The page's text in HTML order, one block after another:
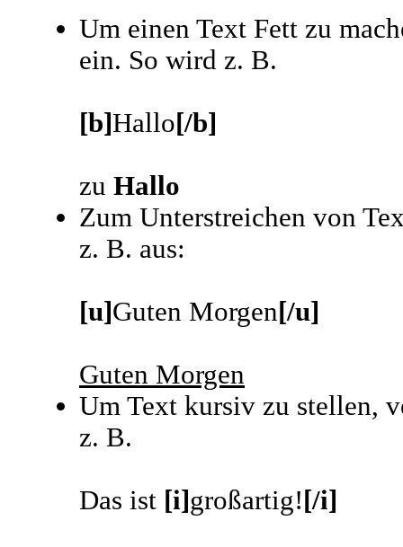
Um einen Text Fett zu
ein. So wird z. B.
[b]Hallo [/b]
zu Hallo
Zum Unterstreichen von
z. B. aus:
[u]Guten Morgen [/u]
Guten Morgen
Um Text kursiv zu stellen,
z. B.
Das ist [i]großartig! [/i]